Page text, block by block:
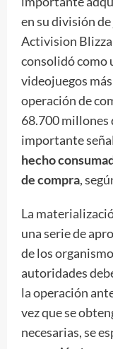
en su división
Activision
consolidó como
videojuegos
operación de
68.700 millones
importante
hecho
de compra,
La
una serie de
de los
autoridades
la operación
vez que se
necesarias, se